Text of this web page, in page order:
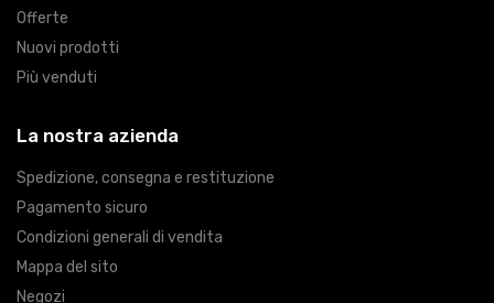
Offerte
Nuovi prodotti
Più venduti
La nostra azienda
Spedizione, consegna e restituzione
Pagamento sicuro
Condizioni generali di vendita
Mappa del sito
Negozi